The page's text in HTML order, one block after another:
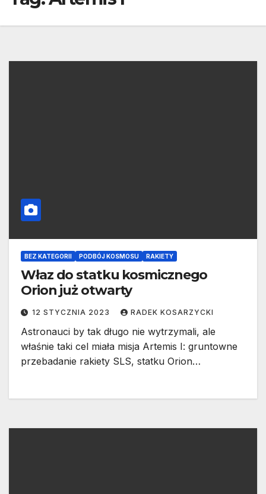
BEZ KATEGORII PODBÓJ KOSMOSU RAKIETY
Właz do statku kosmicznego
Orion już otwarty
12 STYCZNIA 2023 RADEK KOSARZYCKI
Astronauci by tak długo nie wytrzymali, ale
właśnie taki cel miała misja Artemis I: gruntowne
przebadanie rakiety SLS, statku Orion…